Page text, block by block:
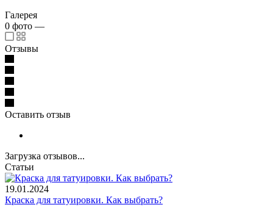
Галерея
0 фото —
Отзывы
Оставить отзыв
Загрузка отзывов...
Статьи
19.01.2024
Краска для татуировки. Как выбрать?